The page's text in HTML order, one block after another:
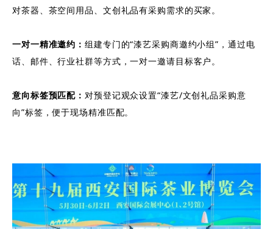
对茶器、茶空间用品、文创礼品有采购需求的买家。
一对一精准邀约： 组建专门的“漆艺采购商邀约小组”，通过电
话、邮件、行业社群等方式，一对一邀请目标客户。
意向标签预匹配： 对预登记观众设置“漆艺/文创礼品采购意
向”标签，便于现场精准匹配。